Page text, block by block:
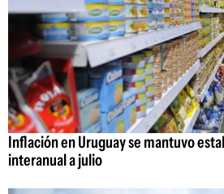
Inflación en Uruguay se mantuvo
interanual a julio